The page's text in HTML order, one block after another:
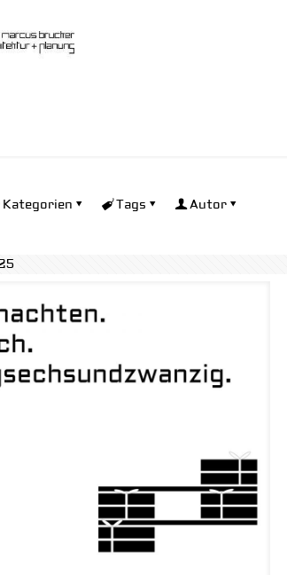
Kategorien Tags Autor